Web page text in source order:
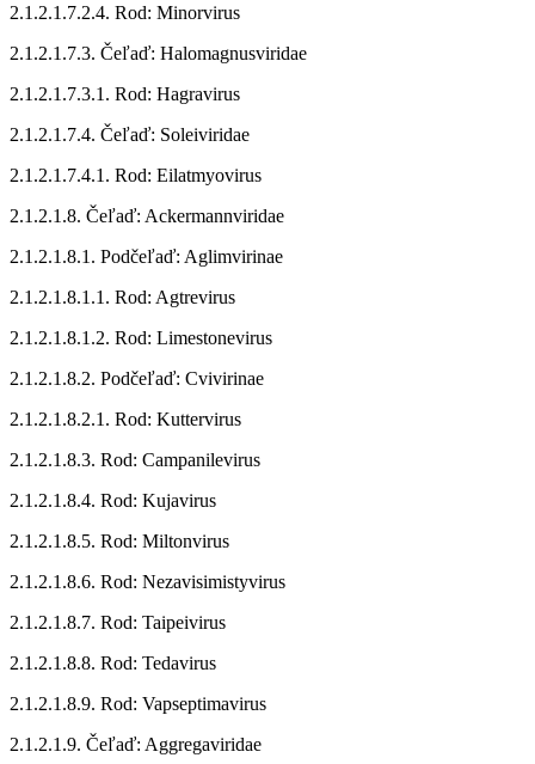
2.1.2.1.7.2.4. Rod: Minorvirus
2.1.2.1.7.3. Čeľaď: Halomagnusviridae
2.1.2.1.7.3.1. Rod: Hagravirus
2.1.2.1.7.4. Čeľaď: Soleiviridae
2.1.2.1.7.4.1. Rod: Eilatmyovirus
2.1.2.1.8. Čeľaď: Ackermannviridae
2.1.2.1.8.1. Podčeľaď: Aglimvirinae
2.1.2.1.8.1.1. Rod: Agtrevirus
2.1.2.1.8.1.2. Rod: Limestonevirus
2.1.2.1.8.2. Podčeľaď: Cvivirinae
2.1.2.1.8.2.1. Rod: Kuttervirus
2.1.2.1.8.3. Rod: Campanilevirus
2.1.2.1.8.4. Rod: Kujavirus
2.1.2.1.8.5. Rod: Miltonvirus
2.1.2.1.8.6. Rod: Nezavisimistyvirus
2.1.2.1.8.7. Rod: Taipeivirus
2.1.2.1.8.8. Rod: Tedavirus
2.1.2.1.8.9. Rod: Vapseptimavirus
2.1.2.1.9. Čeľaď: Aggregaviridae